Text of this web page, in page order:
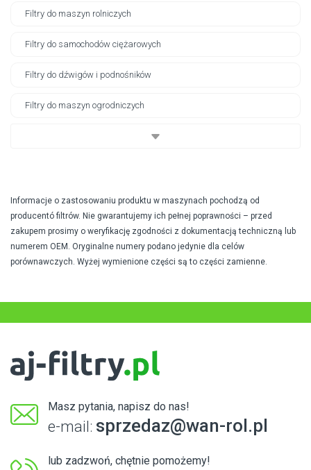
Filtry do maszyn rolniczych
Filtry do samochodów ciężarowych
Filtry do dźwigów i podnośników
Filtry do maszyn ogrodniczych
Informacje o zastosowaniu produktu w maszynach pochodzą od
producentó filtrów. Nie gwarantujemy ich pełnej poprawności – przed
zakupem prosimy o weryfikację zgodności z dokumentacją techniczną lub
numerem OEM. Oryginalne numery podano jedynie dla celów
porównawczych. Wyżej wymienione części są to części zamienne.
Masz pytania, napisz do nas!
e-mail: sprzedaz@wan-rol.pl
lub zadzwoń, chętnie pomożemy!